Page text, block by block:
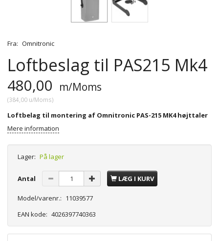
Fra: Omnitronic
Loftbeslag til PAS215 Mk4
480,00 m/Moms
(384,00 u/Moms)
Loftbelag til montering af Omnitronic PAS-215 MK4 højttaler
Mere information
Lager: På lager
Antal LÆG I KURV
Model/varenr.: 11039577
EAN kode: 4026397740363